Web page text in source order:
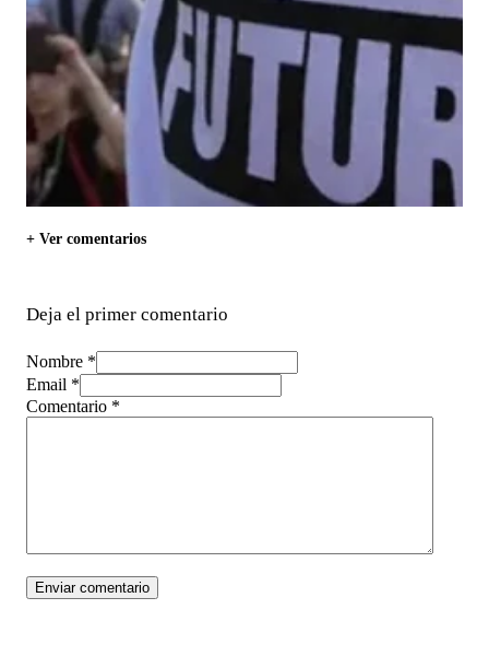
+ Ver comentarios
Deja el primer comentario
Nombre *
Email *
Comentario *